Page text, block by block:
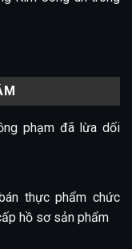
phạm đã lừa dối
thực phẩm chức
hồ sơ sản phẩm